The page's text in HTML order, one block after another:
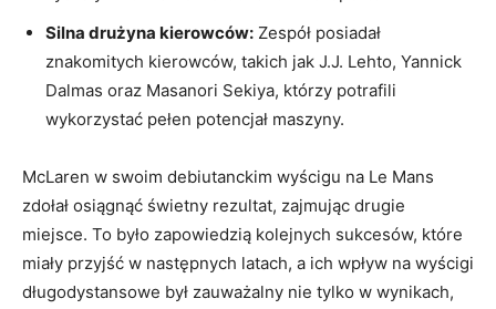
Silna drużyna kierowców: Zespół posiadał
znakomitych kierowców, takich jak J.J. Lehto, Yannick
Dalmas oraz Masanori Sekiya, którzy potrafili
wykorzystać pełen potencjał maszyny.
McLaren w swoim debiutanckim wyścigu na Le Mans
zdołał osiągnąć świetny rezultat, zajmując drugie
miejsce. To było zapowiedzią kolejnych sukcesów, które
miały przyjść w następnych latach, a ich wpływ na wyścigi
długodystansowe był zauważalny nie tylko w wynikach,